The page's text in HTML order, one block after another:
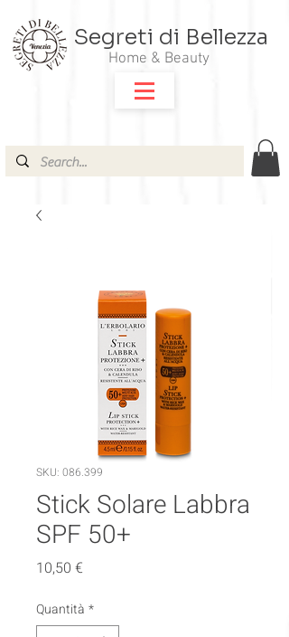
Segreti di Bellezza
Home & Beauty
SKU: 086.399
Stick Solare Labbra
SPF 50+
10,50 €
Quantità *